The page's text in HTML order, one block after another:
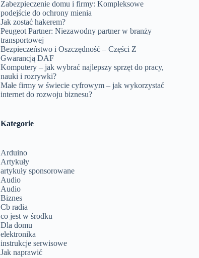
Zabezpieczenie domu i firmy: Kompleksowe
podejście do ochrony mienia
Jak zostać hakerem?
Peugeot Partner: Niezawodny partner w branży
transportowej
Bezpieczeństwo i Oszczędność – Części Z
Gwarancją DAF
Komputery – jak wybrać najlepszy sprzęt do pracy,
nauki i rozrywki?
Małe firmy w świecie cyfrowym – jak wykorzystać
internet do rozwoju biznesu?
Kategorie
Arduino
Artykuły
artykuły sponsorowane
Audio
Audio
Biznes
Cb radia
co jest w środku
Dla domu
elektronika
instrukcje serwisowe
Jak naprawić